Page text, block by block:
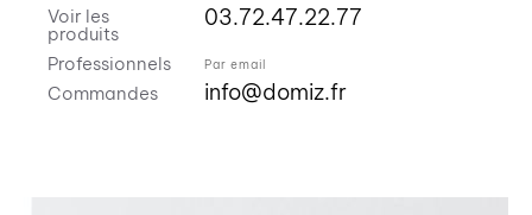
Voir les
produits
Professionnels
Commandes
03.72.47.22.77
Par email
info@domiz.fr